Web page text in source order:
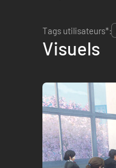
Tags utilisateurs*:
Visuels